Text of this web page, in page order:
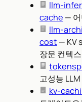
llm-
cache — 어
llm-
cost — KV
장문 컨텍
고성능
kv-